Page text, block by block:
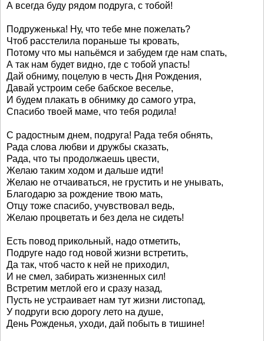
А всегда буду рядом подруга, с тобой!
Подруженька! Ну, что тебе мне пожелать?
Чтоб расстелила пораньше ты кровать,
Потому что мы напьёмся и забудем где нам спать,
А так нам будет видно, где с тобой упасть!
Дай обниму, поцелую в честь Дня Рождения,
Давай устроим себе бабское веселье,
И будем плакать в обнимку до самого утра,
Спасибо твоей маме, что тебя родила!
С радостным днем, подруга! Рада тебя обнять,
Рада слова любви и дружбы сказать,
Рада, что ты продолжаешь цвести,
Желаю таким ходом и дальше идти!
Желаю не отчаиваться, не грустить и не унывать,
Благодарю за рождение твою мать,
Отцу тоже спасибо, учувствовал ведь,
Желаю процветать и без дела не сидеть!
Есть повод прикольный, надо отметить,
Подруге надо год новой жизни встретить,
Да так, чтоб часто к ней не приходил,
И не смел, забирать жизненных сил!
Встретим метлой его и сразу назад,
Пусть не устраивает нам тут жизни листопад,
У подруги всю дорогу лето на душе,
День Рожденья, уходи, дай побыть в тишине!